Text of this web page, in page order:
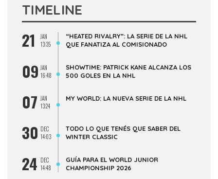
TIMELINE
21
JAN
13:35
“HEATED RIVALRY”: LA SERIE DE LA NHL
QUE FANATIZA AL COMISIONADO
09 JAN
16:48
SHOWTIME: PATRICK KANE ALCANZA LOS
500 GOLES EN LA NHL
07 JAN
13:24
MY WORLD: LA NUEVA SERIE DE LA NHL
30 DEC
14:03
TODO LO QUE TENÉS QUE SABER DEL
WINTER CLASSIC
24 DEC
14:48
GUÍA PARA EL WORLD JUNIOR
CHAMPIONSHIP 2026